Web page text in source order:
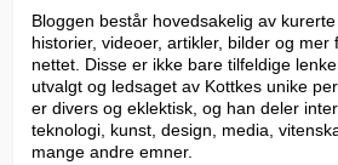
Bloggen består hovedsakelig av
historier, videoer, artikler, bilder og
nettet. Disse er ikke bare tilfeldige
utvalgt og ledsaget av Kottkes unike
er divers og eklektisk, og han deler
teknologi, kunst, design, media,
mange andre emner.